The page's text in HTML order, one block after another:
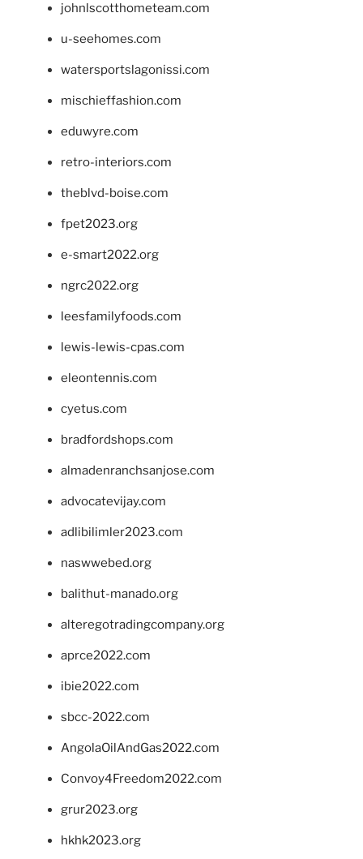
johnlscotthometeam.com
u-seehomes.com
watersportslagonissi.com
mischieffashion.com
eduwyre.com
retro-interiors.com
theblvd-boise.com
fpet2023.org
e-smart2022.org
ngrc2022.org
leesfamilyfoods.com
lewis-lewis-cpas.com
eleontennis.com
cyetus.com
bradfordshops.com
almadenranchsanjose.com
advocatevijay.com
adlibilimler2023.com
naswwebed.org
balithut-manado.org
alteregotradingcompany.org
aprce2022.com
ibie2022.com
sbcc-2022.com
AngolaOilAndGas2022.com
Convoy4Freedom2022.com
grur2023.org
hkhk2023.org